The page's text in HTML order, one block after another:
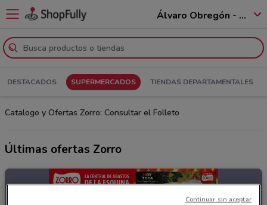
Álvaro Obregón - 01520
DESTACADOS SUPERMERCADOS TIENDAS DEPARTAMENTALES
Catalogo y Ofertas Zorro: Consultar el Folleto
Últimas ofertas Zorro
Continuar sin aceptar